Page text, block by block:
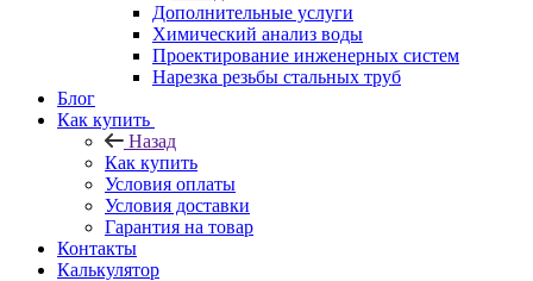
Дополнительные услуги
Химический анализ воды
Проектирование инженерных систем
Нарезка резьбы стальных труб
Блог
Как купить
Назад
Как купить
Условия оплаты
Условия доставки
Гарантия на товар
Контакты
Калькулятор